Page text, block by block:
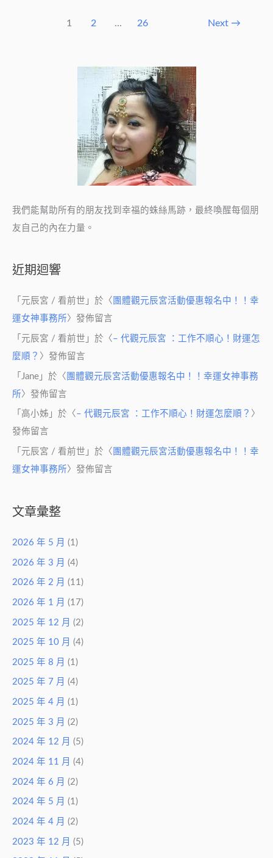
1 2 ... 26 Next →
我們能幫助所有的朋友找到幸福的蛛絲馬跡，最終喚醒每個朋
友自己的內在力量。
近期迴響
「 元辰宮 / 看前世 」於〈 團體觀元辰宮活動優惠報名中！！幸
運女神事務所〉發佈留言
「 元辰宮 / 看前世 」於〈 – 代觀元辰宮 ：工作不順心！財運怎
麼順？ 〉發佈留言
「 Jane 」於〈 團體觀元辰宮活動優惠報名中！！幸運女神事務
所 〉發佈留言
「 高小姊 」於〈 – 代觀元辰宮 ：工作不順心！財運怎麼順？ 〉
發佈留言
「 元辰宮 / 看前世 」於〈 團體觀元辰宮活動優惠報名中！！幸
運女神事務所〉發佈留言
文章彙整
2026 年 5 月 (1)
2026 年 3 月 (4)
2026 年 2 月 (11)
2026 年 1 月 (17)
2025 年 12 月 (2)
2025 年 10 月 (4)
2025 年 8 月 (1)
2025 年 7 月 (4)
2025 年 4 月 (1)
2025 年 3 月 (2)
2024 年 12 月 (5)
2024 年 11 月 (4)
2024 年 6 月 (2)
2024 年 5 月 (1)
2024 年 4 月 (2)
2023 年 12 月 (5)